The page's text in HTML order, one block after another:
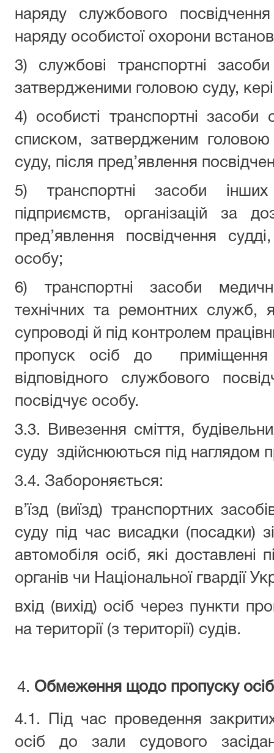
наряду службового
наряду особистої охорони
3) службові транспортні
затвердженими головою суду,
4) особисті транспортні засоби
списком, затвердженим
суду, після пред’явлення
5) транспортні засоби
підприємств, організацій за
пред’явлення посвідчення
особу;
6) транспортні засоби
технічних та ремонтних служб,
супроводі й під контролем
пропуск осіб до приміщення
відповідного службового
посвідчує особу.
3.3. Вивезення сміття,
суду здійснюються під наглядом
3.4. Забороняється:
в’їзд (виїзд) транспортних
суду під час висадки (посадки)
автомобіля осіб, які доставлені
органів чи Національної гвардії
вхід (вихід) осіб через пункти
на території (з території) судів.
Обмеження щодо пропуску
4.1. Під час проведення
осіб до зали судового